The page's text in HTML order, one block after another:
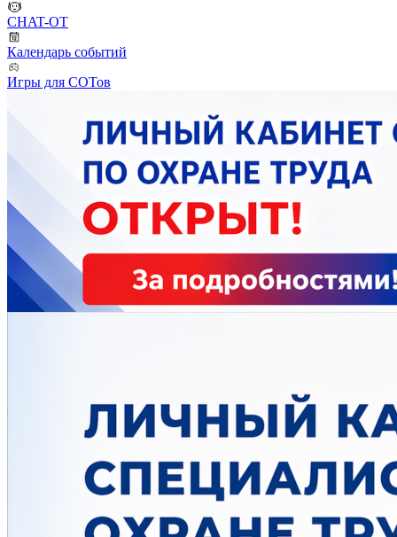
CHAT-OT
Календарь событий
Игры для СОТов